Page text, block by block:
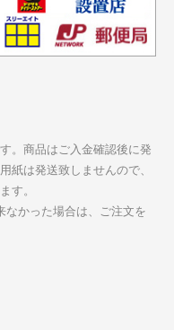
。商品はご入金確認後に発
紙は発送致しませんので、
す。
かった場合は、ご注文を